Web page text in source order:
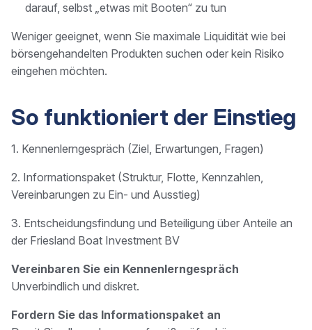
darauf, selbst „etwas mit Booten“ zu tun
Weniger geeignet, wenn Sie maximale Liquidität wie bei
börsengehandelten Produkten suchen oder kein Risiko
eingehen möchten.
So funktioniert der Einstieg
1. Kennenlerngespräch (Ziel, Erwartungen, Fragen)
2. Informationspaket (Struktur, Flotte, Kennzahlen,
Vereinbarungen zu Ein- und Ausstieg)
3. Entscheidungsfindung und Beteiligung über Anteile an
der Friesland Boat Investment BV
Vereinbaren Sie ein Kennenlerngespräch
Unverbindlich und diskret.
Fordern Sie das Informationspaket an